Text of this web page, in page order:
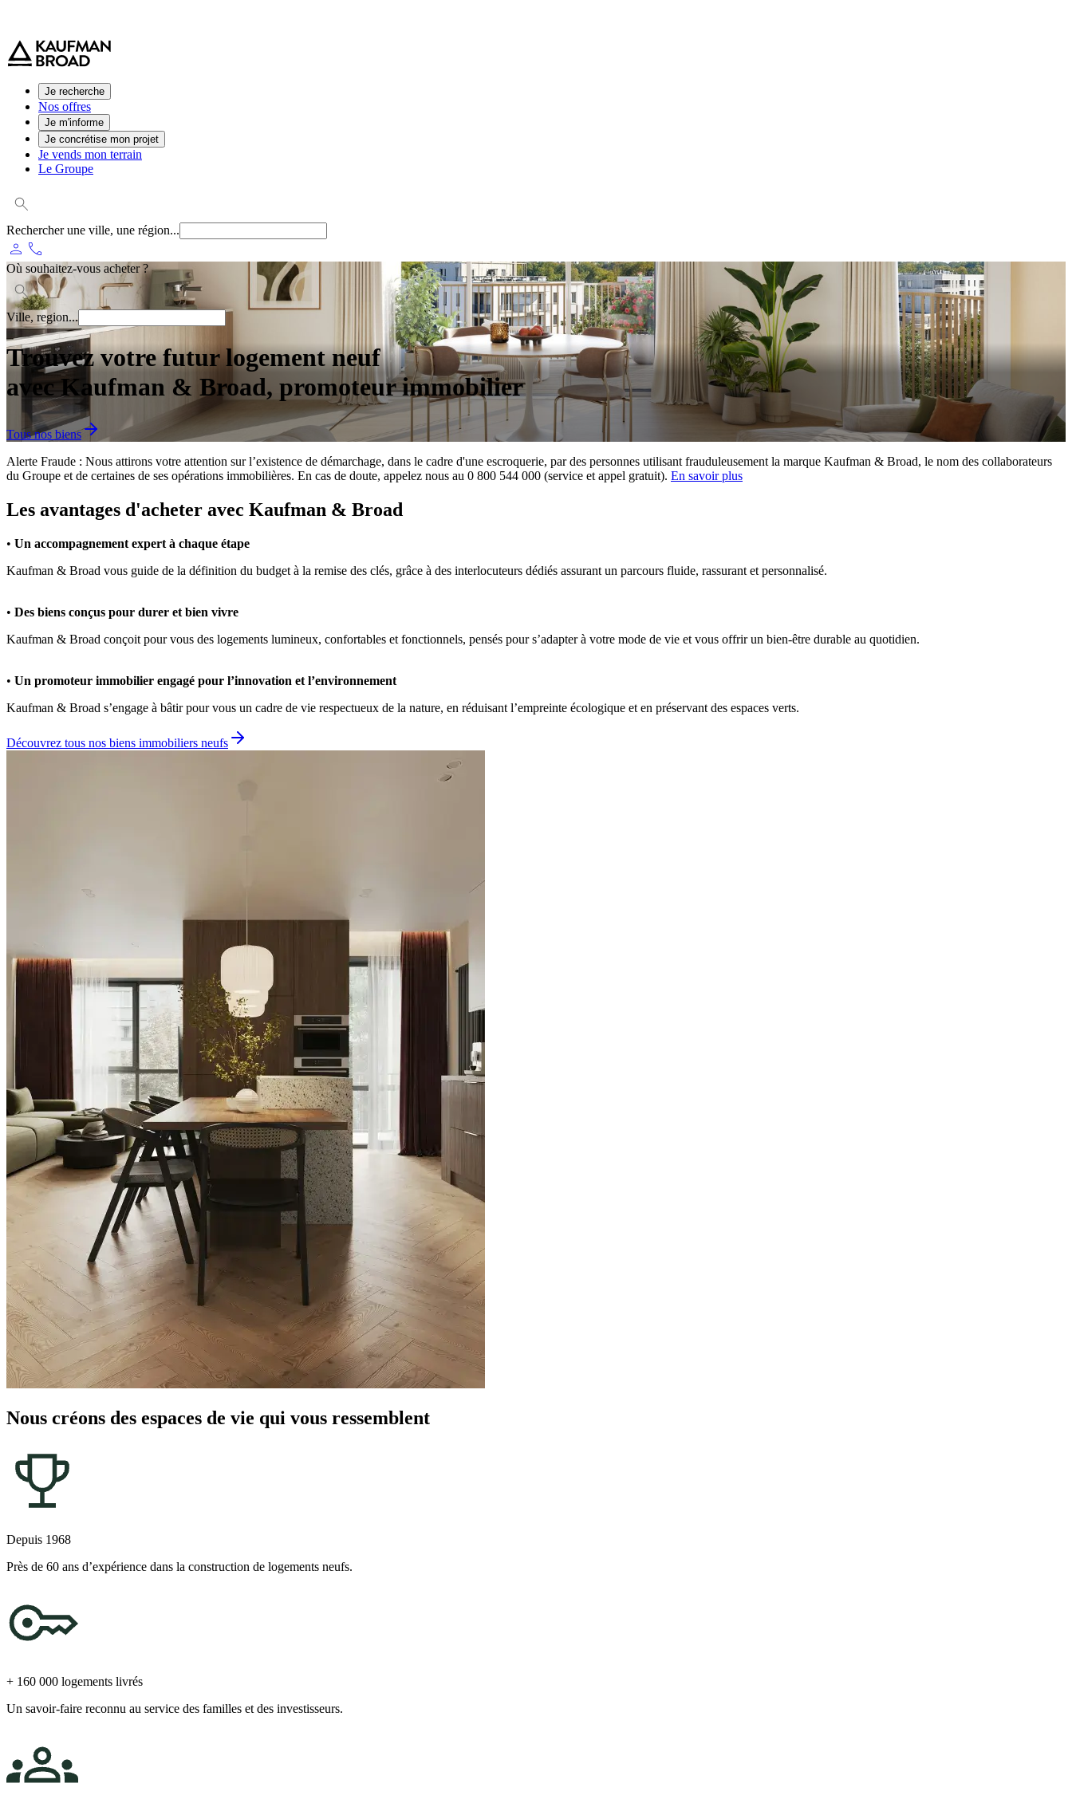
Je recherche
Nos offres
Je m'informe
Je concrétise mon projet
Je vends mon terrain
Le Groupe
Rechercher une ville, une région...
person phone
Où souhaitez-vous acheter ?
Ville, region...
Trouvez votre futur logement neuf
avec Kaufman & Broad, promoteur immobilier
Tous nos biens
Alerte Fraude : Nous attirons votre attention sur l’existence de démarchage, dans le cadre d'une escroquerie, par des personnes utilisant frauduleusement la marque Kaufman & Broad, le nom des collaborateurs
du Groupe et de certaines de ses opérations immobilières. En cas de doute, appelez nous au 0 800 544 000 (service et appel gratuit). En savoir plus
Les avantages d'acheter avec Kaufman & Broad
• Un accompagnement expert à chaque étape
Kaufman & Broad vous guide de la définition du budget à la remise des clés, grâce à des interlocuteurs dédiés assurant un parcours fluide, rassurant et personnalisé.
• Des biens conçus pour durer et bien vivre
Kaufman & Broad conçoit pour vous des logements lumineux, confortables et fonctionnels, pensés pour s’adapter à votre mode de vie et vous offrir un bien-être durable au quotidien.
• Un promoteur immobilier engagé pour l’innovation et l’environnement
Kaufman & Broad s’engage à bâtir pour vous un cadre de vie respectueux de la nature, en réduisant l’empreinte écologique et en préservant des espaces verts.
Découvrez tous nos biens immobiliers neufs
Nous créons des espaces de vie qui vous ressemblent
Depuis 1968
Près de 60 ans d’expérience dans la construction de logements neufs.
+ 160 000 logements livrés
Un savoir-faire reconnu au service des familles et des investisseurs.